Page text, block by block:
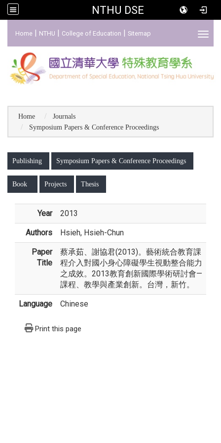
NTHU DSE
Home | NTHU | College of Education | Sitemap
Home
Journals
Symposium Papers & Conference Proceedings
Publishing Symposium Papers & Conference Proceedings
Book Projects Thesis
Year 2013
Authors Hsieh, Hsieh-Chun
Paper
Title
蔡承茹、謝協君(2013)。藝術統合教育課
程介入對國小身心障礙學生視動整合能力
之成效。2013教育創新國際學術研討會—
課程、教學與產業創新。台灣，新竹。
Language Chinese
Print this page